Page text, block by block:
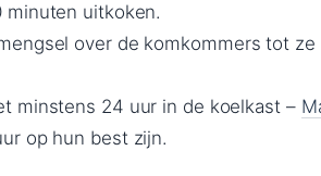
minuten uitkoken.
over de komkommers tot
minstens 24 uur in de koelkast –
op hun best zijn.